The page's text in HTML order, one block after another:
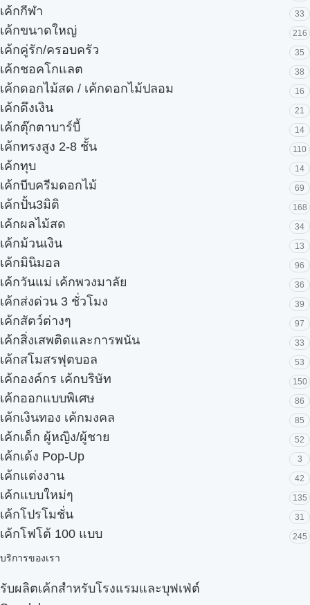
เค้กกีฬา 33
เค้กขนาดใหญ่ 216
เค้กคู่รัก/ครอบครัว 35
เค้กชอคโกแลต 38
เค้กดอกไม้สด / เค้กดอกไม้ปลอม 16
เค้กดึงเงิน 21
เค้กตุ๊กตาบาร์บี้ 14
เค้กทรงสูง 2-8 ชั้น 110
เค้กทุบ 14
เค้กบีบครีมดอกไม้ 69
เค้กปั้น3มิติ 168
เค้กผลไม้สด 34
เค้กม้วนเงิน 13
เค้กมินิมอล 96
เค้กวันแม่ เค้กพวงมาลัย 36
เค้กส่งด่วน 3 ชั่วโมง 39
เค้กสัตว์ต่างๆ 97
เค้กสิ่งเสพติดและการพนัน 33
เค้กสโมสรฟุตบอล 53
เค้กองค์กร เค้กบริษัท 150
เค้กออกแบบพิเศษ 86
เค้กเงินทอง เค้กมงคล 85
เค้กเด็ก ผู้หญิง/ผู้ชาย 52
เค้กเด้ง Pop-Up 3
เค้กแต่งงาน 42
เค้กแบบใหม่ๆ 135
เค้กโปรโมชั่น 31
เค้กโฟโต้ 100 แบบ 245
บริการของเรา
รับผลิตเค้กสำหรับโรงแรมและบุฟเฟ่ต์